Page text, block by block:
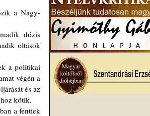
a Nagy-
oltások
végén a
és az
kötik.